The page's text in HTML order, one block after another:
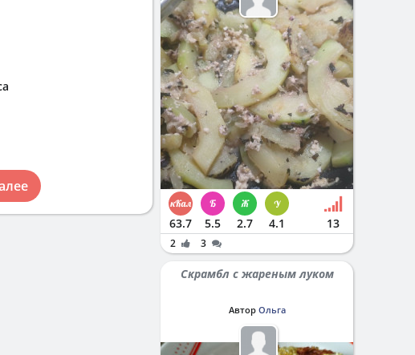
63.7 5.5 2.7 4.1 13
2 3
Скрамбл с жареным луком
Автор Ольга